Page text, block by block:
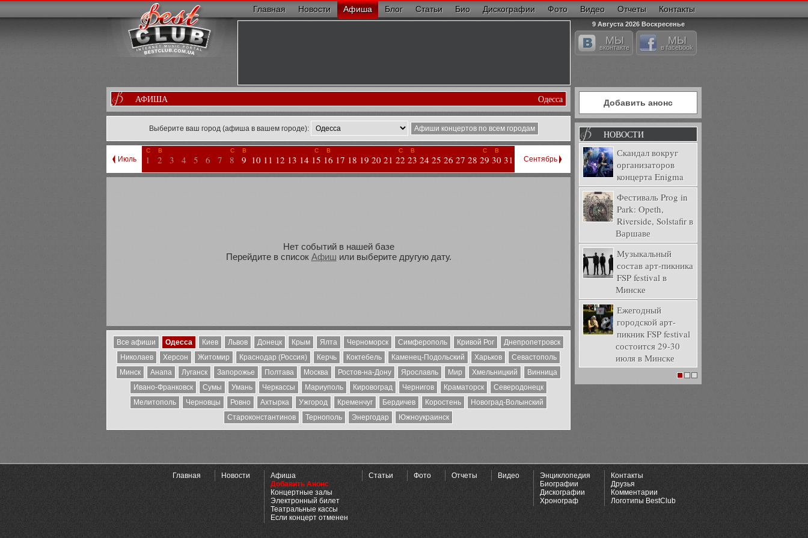
Главная Новости Афиша Блог Статьи Био Дискографии Фото Видео Отчеты Контакты
9 Августа 2026 Воскресенье
МЫ
вконтакте
МЫ
в facebook
АФИША Одесса
Выберите ваш город (афиша в вашем городе): Афиши концертов по всем городам
Июль
С
1
В
2 3 4 5 6 7
С
8
В
9 10 11 12 13 14
С
15
В
16 17 18 19 20 21
С
22
В
23 24 25 26 27 28
С
29
В
30 31 Сентябрь
Нет событий в нашей базе
Перейдите в список Афиш или выберите другую дату.
Все афиши Одесса Киев Львов Донецк Крым Ялта Черноморск Симферополь Кривой Рог
Днепропетровск
Николаев
Херсон Житомир Краснодар (Россия) Керчь Коктебель Каменец-Подольский Харьков
Севастополь
Минск
Анапа Луганск Запорожье Полтава Москва Ростов-на-Дону Ярославль Мир Хмельницкий
Винница
Ивано-Франковск
Сумы Умань Черкассы Мариуполь Кировоград Чернигов Краматорск
Северодонецк
Мелитополь
Черновцы Ровно Ахтырка Ужгород Кременчуг Бердичев Коростень
Новоград-Волынский
Староконстантинов
Тернополь Энергодар Южноукраинск
Добавить анонс
НОВОСТИ
Скандал вокруг
организаторов
концерта Enigma
Фестиваль Prog in
Park: Opeth,
Riverside, Solstafir в
Варшаве
Музыкальный
состав арт-пикника
FSP festival в
Минске
Ежегодный
городской арт-
пикник FSP festival
состоится 29-30
июля в Минске
Главная Новости
Афиша
Добавить Анонс
Концертные залы
Электронный билет
Театральные кассы
Если концерт отменен
Статьи Фото Отчеты Видео
Энциклопедия
Биографии
Дискографии
Хронограф
Контакты
Друзья
Комментарии
Логотипы BestClub